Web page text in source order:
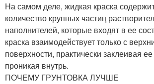
На самом деле, жидкая краска
количество крупных частиц
наполнителей, которые входят в ее
краска взаимодействует только с
поверхности, практически заклеивая
проникая внутрь.
ПОЧЕМУ ГРУНТОВКА ЛУЧШЕ